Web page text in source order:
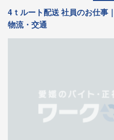
4ｔルート配送 社員のお仕事
物流・交通